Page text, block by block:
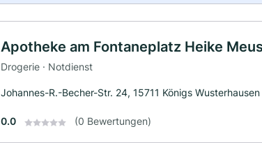
Apotheke am Fontaneplatz Heike
Drogerie · Notdienst
Johannes-R.-Becher-Str. 24, 15711 Königs Wusterhausen
0.0 (0 Bewertungen)